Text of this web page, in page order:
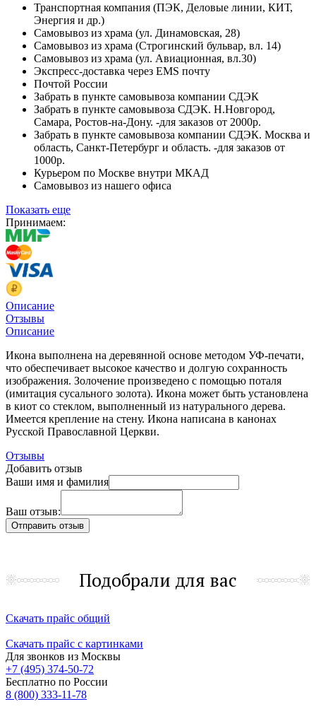
Транспортная компания (ПЭК, Деловые линии, КИТ,
Энергия и др.)
Самовывоз из храма (ул. Динамовская, 28)
Самовывоз из храма (Строгинский бульвар, вл. 14)
Самовывоз из храма (ул. Авиационная, вл.30)
Экспресс-доставка через EMS почту
Почтой России
Забрать в пункте самовывоза компании СДЭК
Забрать в пункте самовывоза СДЭК. Н.Новгород,
Самара, Ростов-на-Дону. -для заказов от 2000р.
Забрать в пункте самовывоза компании СДЭК. Москва и
область, Санкт-Петербург и область. -для заказов от
1000р.
Курьером по Москве внутри МКАД
Самовывоз из нашего офиса
Показать еще
Принимаем:
Описание
Отзывы
Описание
Икона выполнена на деревянной основе методом УФ-печати,
что обеспечивает высокое качество и долгую сохранность
изображения. Золочение произведено с помощью поталя
(имитация сусального золота). Икона может быть установлена
в киот со стеклом, выполненный из натурального дерева.
Имеется крепление на стену. Икона написана в канонах
Русской Православной Церкви.
Отзывы
Добавить отзыв
Ваши имя и фамилия
Ваш отзыв:
Подобрали для вас
Скачать прайс общий
Скачать прайс с картинками
Для звонков из Москвы
+7 (495) 374-50-72
Бесплатно по России
8 (800) 333-11-78